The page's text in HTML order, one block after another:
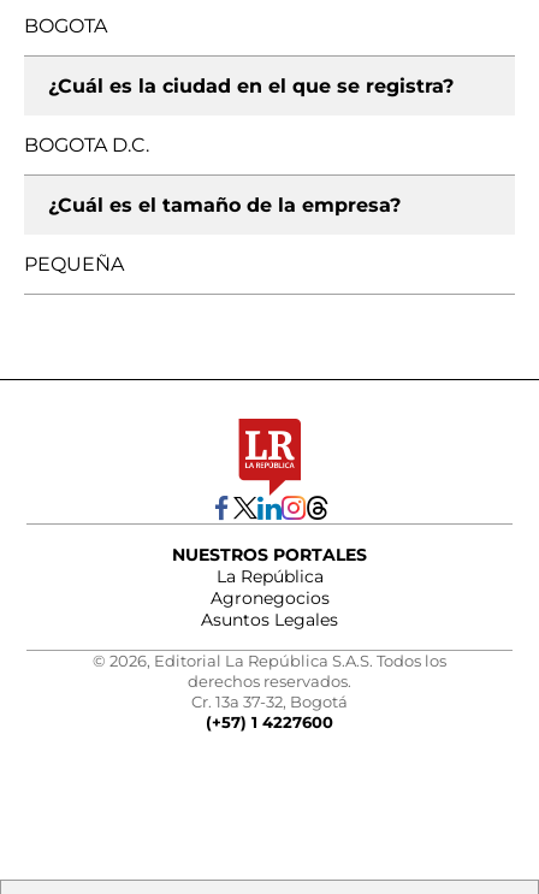
BOGOTA
¿Cuál es la ciudad en el que se registra?
BOGOTA D.C.
¿Cuál es el tamaño de la empresa?
PEQUEÑA
NUESTROS PORTALES
La República
Agronegocios
Asuntos Legales
© 2026, Editorial La República S.A.S. Todos los
derechos reservados.
Cr. 13a 37-32, Bogotá
(+57) 1 4227600